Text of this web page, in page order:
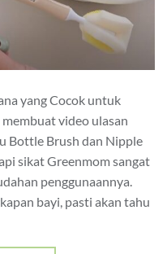
yang Cocok untuk
video ulasan
Bottle Brush dan Nipple
sikat Greenmom sangat
penggunaannya.
bayi, pasti akan tahu